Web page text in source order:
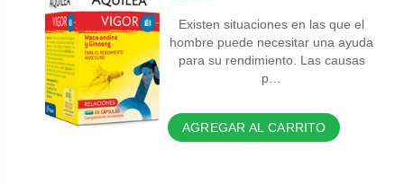
Existen situaciones en las que el
hombre puede necesitar una ayuda
para su rendimiento. Las causas
p…
AGREGAR AL CARRITO